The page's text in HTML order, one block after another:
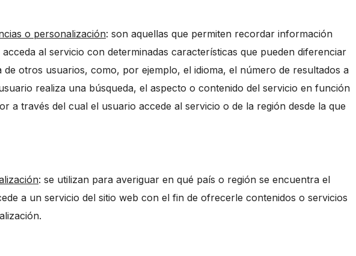
o personalización: son aquellas que permiten recordar información
al servicio con determinadas características que pueden diferenciar
de otros usuarios, como, por ejemplo, el idioma, el número de resultados a
realiza una búsqueda, el aspecto o contenido del servicio en función
a través del cual el usuario accede al servicio o de la región desde la que
: se utilizan para averiguar en qué país o región se encuentra el
a un servicio del sitio web con el fin de ofrecerle contenidos o servicios